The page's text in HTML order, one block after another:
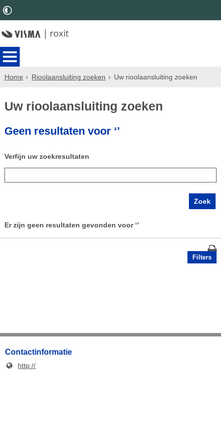
Home Rioolaansluiting zoeken Uw rioolaansluiting zoeken
Uw rioolaansluiting zoeken
Geen resultaten voor ‘’
Verfijn uw zoekresultaten
Er zijn geen resultaten gevonden voor ‘’
Filters
Contactinformatie
http://